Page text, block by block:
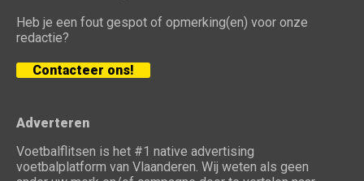
Heb je een fout gespot of opmerking(en) voor onze
redactie?
Contacteer ons!
Adverteren
Voetbalflitsen is het #1 native advertising
voetbalplatform van Vlaanderen. Wij weten als geen